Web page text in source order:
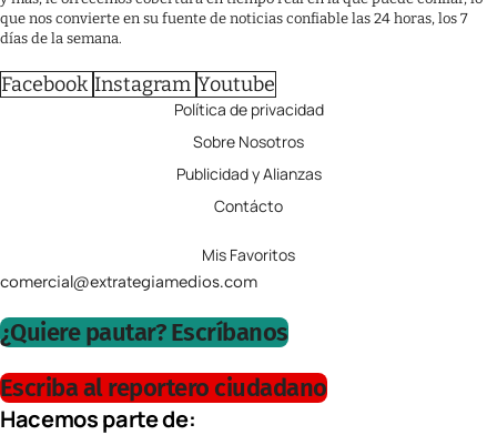
que nos convierte en su fuente de noticias confiable las 24 horas, los 7
días de la semana.
Facebook Instagram Youtube
Política de privacidad
Sobre Nosotros
Publicidad y Alianzas
Contácto
Mis Favoritos
comercial@extrategiamedios.com
¿Quiere pautar? Escríbanos
Escriba al reportero ciudadano
Hacemos parte de: